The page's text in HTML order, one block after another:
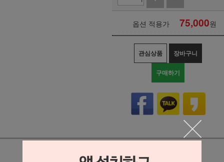
옵션 적용가 75,000원
관심상품 장바구니
구매하기